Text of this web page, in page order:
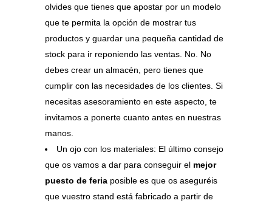
olvides que tienes que apostar por un modelo
que te permita la opción de mostrar tus
productos y guardar una pequeña cantidad de
stock para ir reponiendo las ventas. No. No
debes crear un almacén, pero tienes que
cumplir con las necesidades de los clientes. Si
necesitas asesoramiento en este aspecto, te
invitamos a ponerte cuanto antes en nuestras
manos.
Un ojo con los materiales: El último consejo
que os vamos a dar para conseguir el mejor
puesto de feria posible es que os aseguréis
que vuestro stand está fabricado a partir de